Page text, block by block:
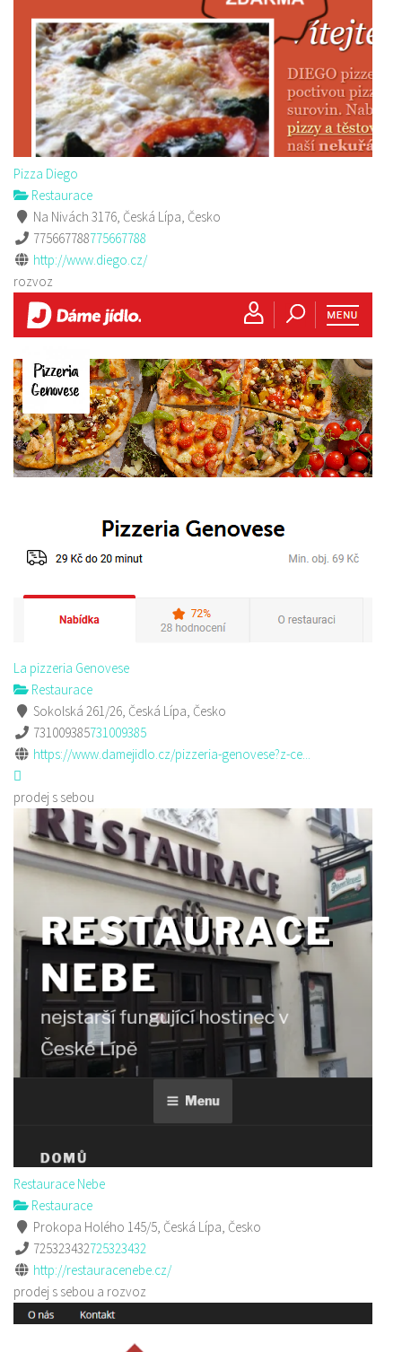
Pizza Diego
Restaurace
Na Nivách 3176, Česká Lípa, Česko
775667788775667788
http://www.diego.cz/
rozvoz
La pizzeria Genovese
Restaurace
Sokolská 261/26, Česká Lípa, Česko
731009385731009385
https://www.damejidlo.cz/pizzeria-genovese?z-ce...
prodej s sebou
Restaurace Nebe
Restaurace
Prokopa Holého 145/5, Česká Lípa, Česko
725323432725323432
http://restauracenebe.cz/
prodej s sebou a rozvoz